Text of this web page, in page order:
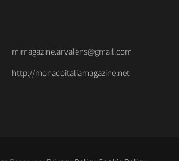
mimagazine.arvalens@gmail.com
http://monacoitaliamagazine.net